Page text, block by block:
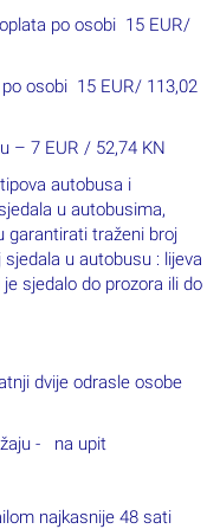
po osobi 15 EUR/
osobi 15 EUR/ 113,02
7 EUR / 52,74 KN
autobusa i
u autobusima,
garantirati traženi broj
u autobusu : lijeva
sjedalo do prozora ili do
dvije odrasle osobe
- na upit
najkasnije 48 sati